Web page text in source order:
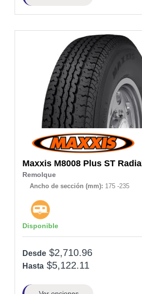
Maxxis M8008 Plus ST Radial
Remolque
Ancho de sección (mm): 175 -235
Disponible
Desde $2,710.96
Hasta $5,122.11